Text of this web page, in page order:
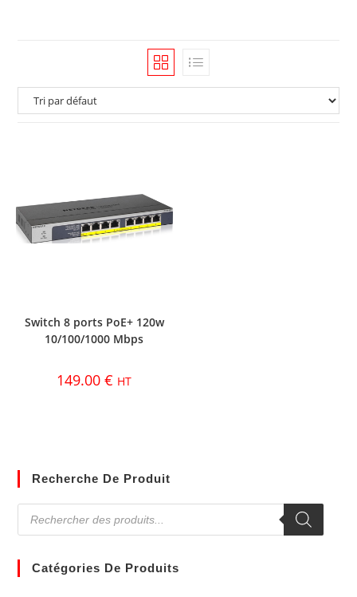
Switch 8 ports PoE+ 120w
10/100/1000 Mbps
149.00€ HT
Recherche De Produit
Catégories De Produits